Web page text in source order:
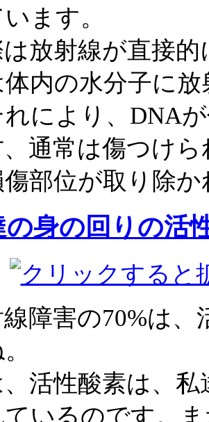
ます。
放射線が直接
体内の水分子に
により、DNA
通常は傷つけ
傷部位が取り除
の身の回りの活
障害の70%は
活性酸素は、
ているのです。